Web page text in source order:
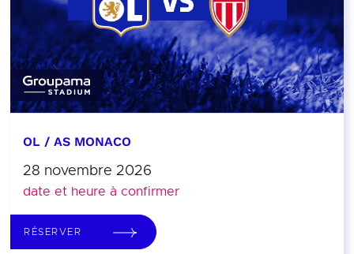
OL / AS MONACO
28 novembre 2026
date et heure à confirmer
RÉSERVER